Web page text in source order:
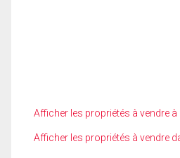
Afficher les propriétés à vendre à
Afficher les propriétés à vendre